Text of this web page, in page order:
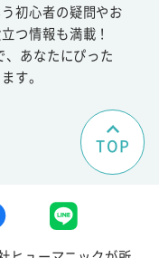
初心者の疑問やお
つ情報も満載！
あなたにぴった
す。
TOP